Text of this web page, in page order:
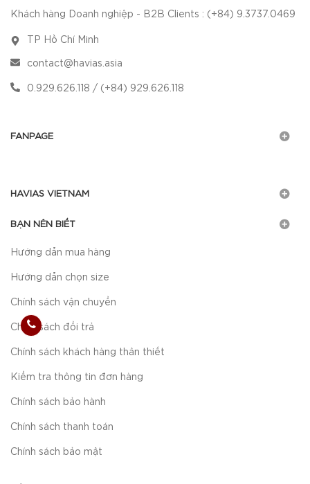
Khách hàng Doanh nghiệp - B2B Clients : (+84) 9.3737.0469
TP Hồ Chí Minh
contact@havias.asia
0.929.626.118 / (+84) 929.626.118
FANPAGE
HAVIAS VIETNAM
BẠN NÊN BIẾT
Hướng dẫn mua hàng
Hướng dẫn chọn size
Chính sách vận chuyển
Chính sách đổi trả
Chính sách khách hàng thân thiết
Kiểm tra thông tin đơn hàng
Chính sách bảo hành
Chính sách thanh toán
Chính sách bảo mật